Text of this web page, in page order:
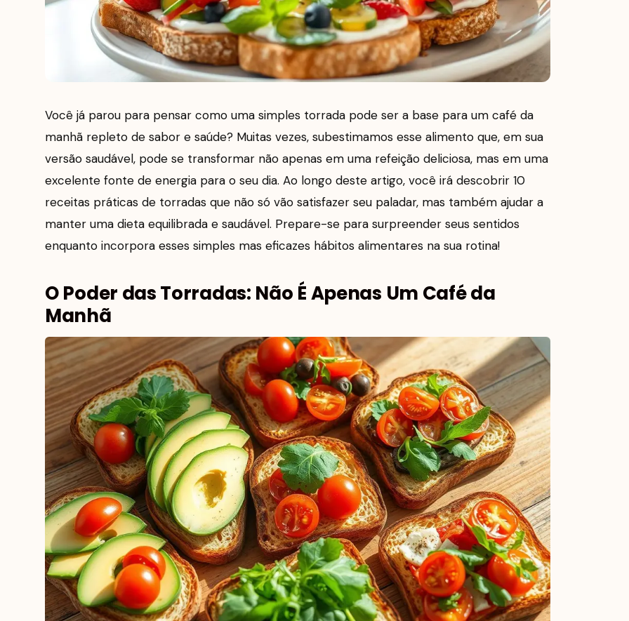
Você já parou para pensar como uma simples torrada pode ser a base para um café da
manhã repleto de sabor e saúde? Muitas vezes, subestimamos esse alimento que, em sua
versão saudável, pode se transformar não apenas em uma refeição deliciosa, mas em uma
excelente fonte de energia para o seu dia. Ao longo deste artigo, você irá descobrir 10
receitas práticas de torradas que não só vão satisfazer seu paladar, mas também ajudar a
manter uma dieta equilibrada e saudável. Prepare-se para surpreender seus sentidos
enquanto incorpora esses simples mas eficazes hábitos alimentares na sua rotina!
O Poder das Torradas: Não É Apenas Um Café da
Manhã